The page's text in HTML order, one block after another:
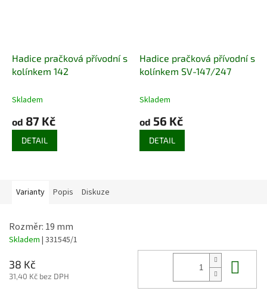
Hadice pračková přívodní s
kolínkem 142
Skladem
od 87 Kč
DETAIL
Hadice pračková přívodní s
kolínkem SV-147/247
Skladem
od 56 Kč
DETAIL
Varianty Popis Diskuze
Rozměr: 19 mm
Skladem | 331545/1
38 Kč
31,40 Kč bez DPH